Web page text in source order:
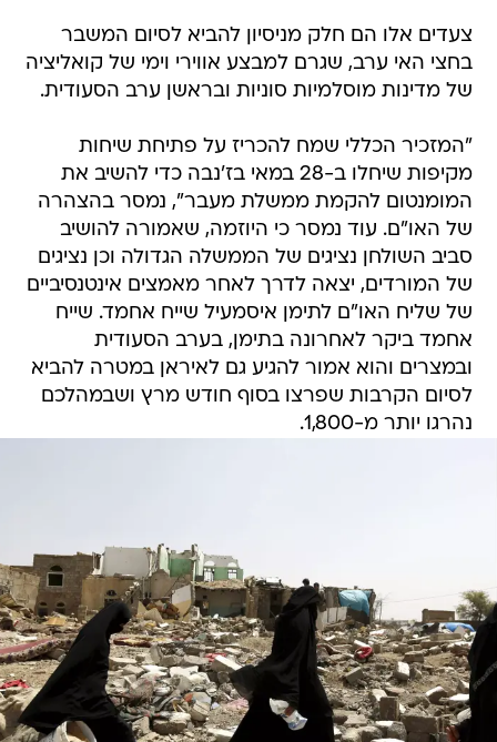
צעדים אלו הם חלק מניסיון להביא לסיום המשבר
בחצי האי ערב, שגרם למבצע אווירי וימי של קואליציה
של מדינות מוסלמיות סוניות ובראשן ערב הסעודית.
"המזכיר הכללי שמח להכריז על פתיחת שיחות
מקיפות שיחלו ב-28 במאי בז'נבה כדי להשיב את
המומנטום להקמת ממשלת מעבר", נמסר בהצהרה
של האו"ם. עוד נמסר כי היוזמה, שאמורה להושיב
סביב השולחן נציגים של הממשלה הגדולה וכן נציגים
של המורדים, יצאה לדרך לאחר מאמצים אינטנסיביים
של שליח האו"ם לתימן איסמעיל שייח אחמד. שייח
אחמד ביקר לאחרונה בתימן, בערב הסעודית
ובמצרים והוא אמור להגיע גם לאיראן במטרה להביא
לסיום הקרבות שפרצו בסוף חודש מרץ ושבמהלכם
נהרגו יותר מ-1,800.